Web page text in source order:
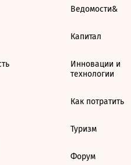
Ведомости&
Капитал
Инновации и
технологии
Как потратить
Туризм
Форум